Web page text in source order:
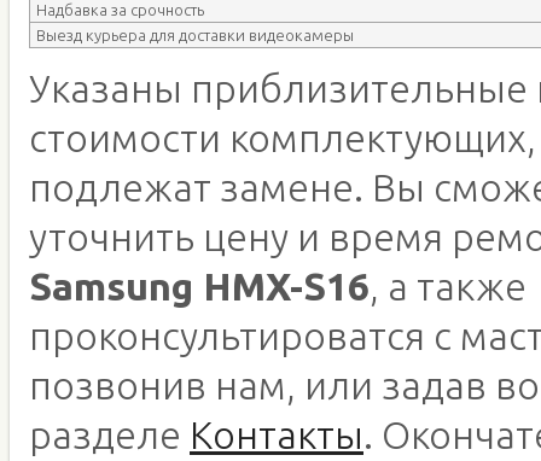
Надбавка за срочность
Выезд курьера для доставки видеокамеры
Указаны приблизительные
стоимости
подлежат замене. Вы
уточнить цену и время
Samsung HMX-S16, а также
проконсультироватся с
позвонив нам, или задав
разделе Контакты.